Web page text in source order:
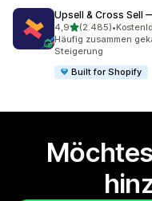
Upsell & Cross Sell
4,9von 5 Sternen
(2.485)
2485 Rezensionen
•
Häufig zusammen
Steigerung
Built for Shopify